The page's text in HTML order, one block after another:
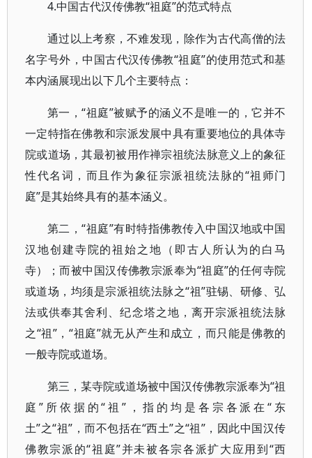
4.中国古代汉传佛教“祖庭”的范式特点
通过以上考察，不难发现，除作为古代高僧的法
名字号外，中国古代汉传佛教“祖庭”的使用范式和基
本内涵展现出以下几个主要特点：
第一，“祖庭”被赋予的涵义不是唯一的，它并不
一定特指在佛教和宗派发展中具有重要地位的具体寺
院或道场，其最初被用作禅宗祖统法脉意义上的象征
性代名词，而且作为象征宗派祖统法脉的“祖师门
庭”是其始终具有的基本涵义。
第二，“祖庭”有时特指佛教传入中国汉地或中国
汉地创建寺院的祖始之地（即古人所认为的白马
寺）；而被中国汉传佛教宗派奉为“祖庭”的任何寺院
或道场，均须是宗派祖统法脉之“祖”驻锡、研修、弘
法或供奉其舍利、纪念塔之地，离开宗派祖统法脉
之“祖”，“祖庭”就无从产生和成立，而只能是佛教的
一般寺院或道场。
第三，某寺院或道场被中国汉传佛教宗派奉为“祖
庭”所依据的“祖”，指的均是各宗各派在“东
土”之“祖”，而不包括在“西土”之“祖”，因此中国汉传
佛教宗派的“祖庭”并未被各宗各派扩大应用到“西